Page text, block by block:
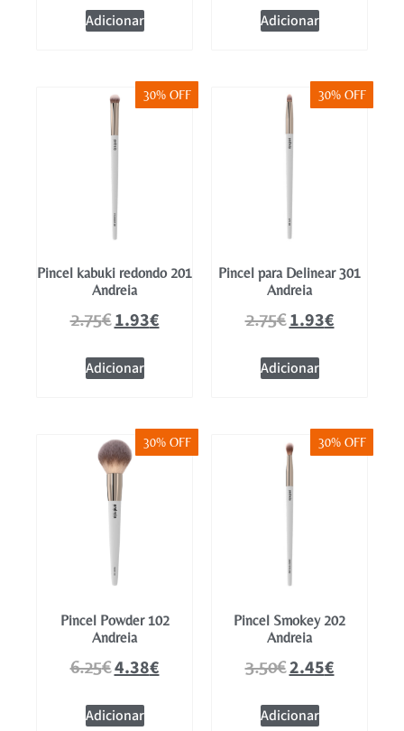
Adicionar Adicionar
30% OFF
Pincel kabuki redondo 201
Andreia
2.75€1.93€
Adicionar
30% OFF
Pincel para Delinear 301
Andreia
2.75€1.93€
Adicionar
30% OFF
Pincel Powder 102
Andreia
6.25€4.38€
Adicionar
30% OFF
Pincel Smokey 202
Andreia
3.50€2.45€
Adicionar